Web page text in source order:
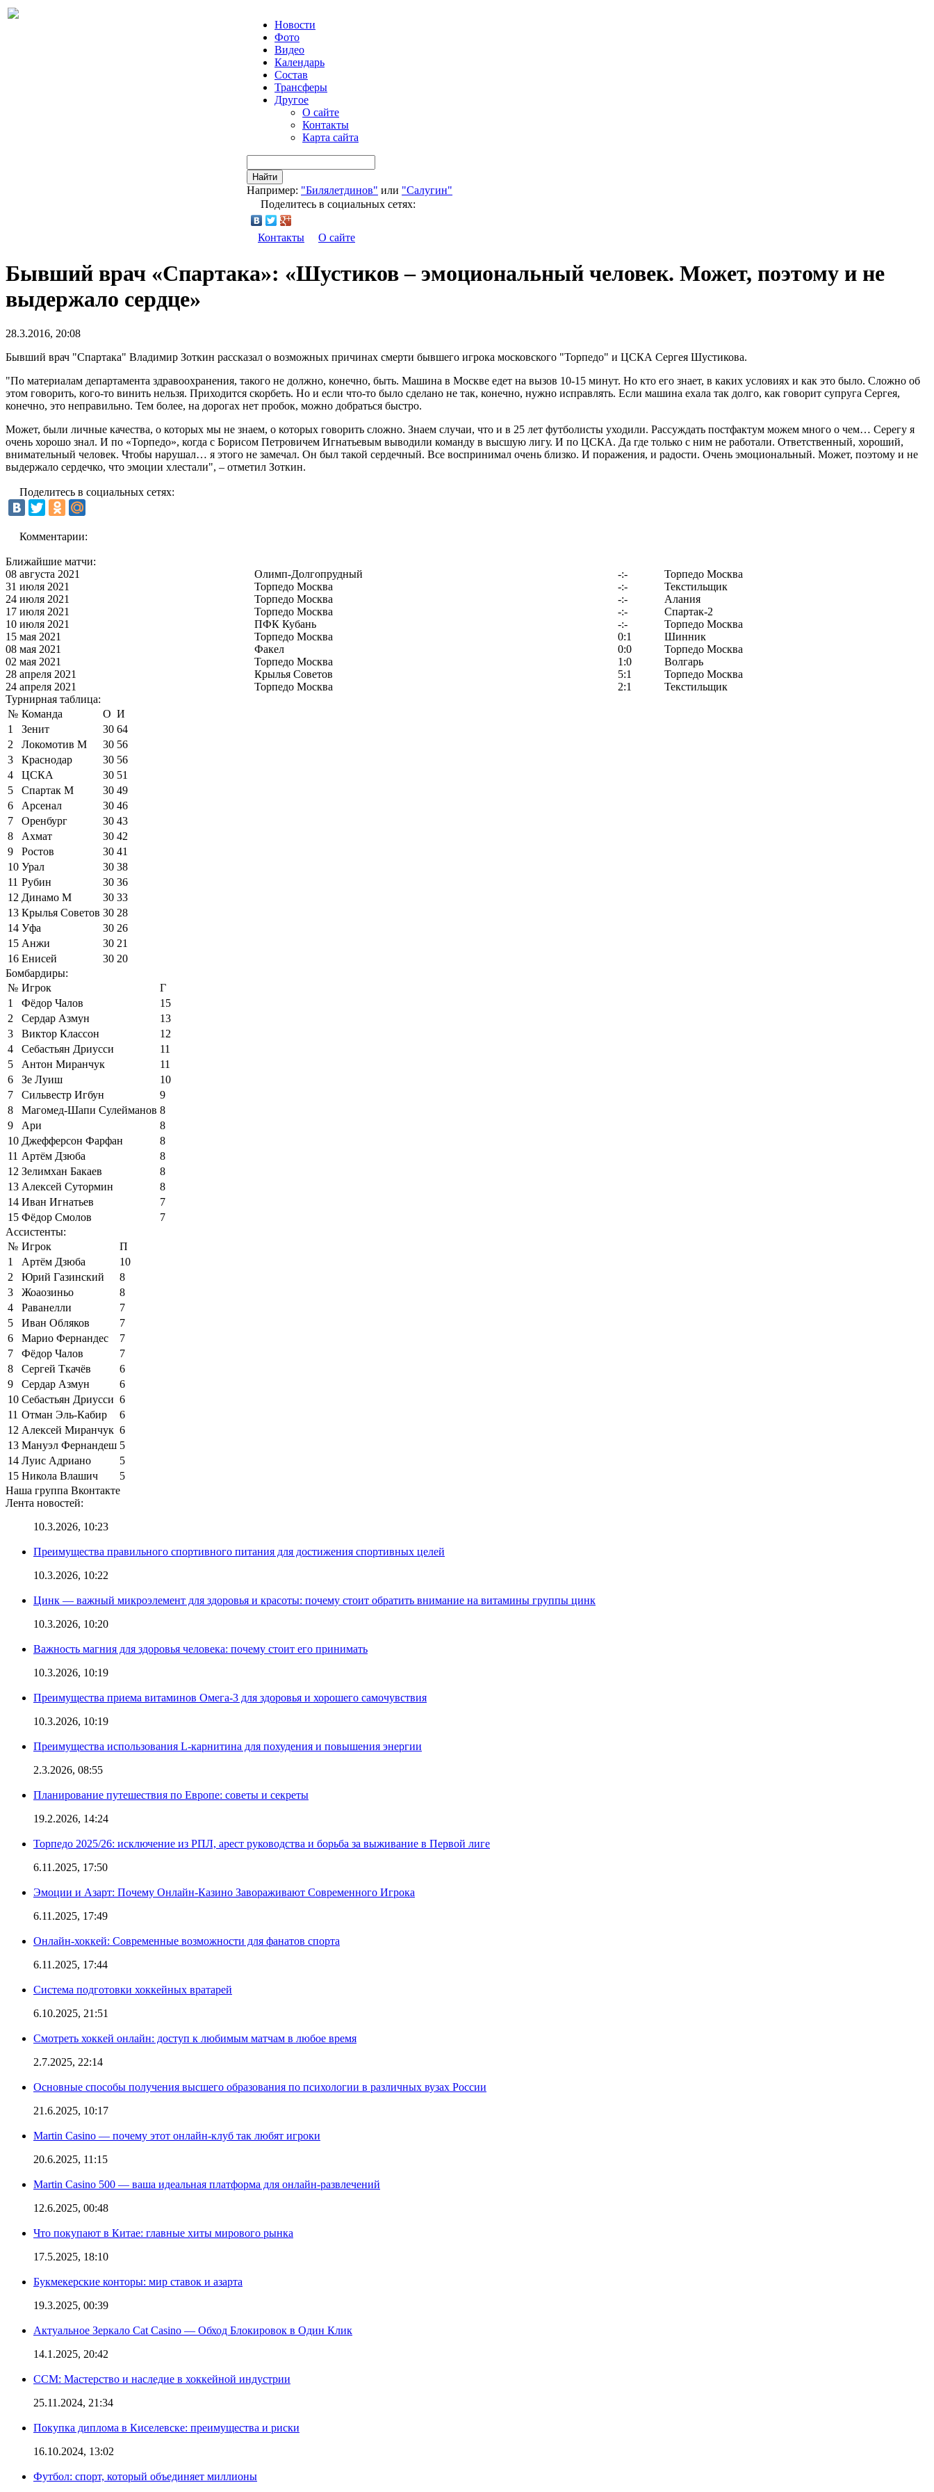
Новости
Фото
Видео
Календарь
Состав
Трансферы
Другое
О сайте
Контакты
Карта сайта
Найти
Например: "Билялетдинов" или "Салугин"
Поделитесь в социальных сетях:
Контакты О сайте
Бывший врач «Спартака»: «Шустиков – эмоциональный человек. Может, поэтому и не
выдержало сердце»
28.3.2016, 20:08
Бывший врач "Спартака" Владимир Зоткин рассказал о возможных причинах смерти бывшего игрока московского "Торпедо" и ЦСКА Сергея Шустикова.
"По материалам департамента здравоохранения, такого не должно, конечно, быть. Машина в Москве едет на вызов 10-15 минут. Но кто его знает, в каких условиях и как это было. Сложно об
этом говорить, кого-то винить нельзя. Приходится скорбеть. Но и если что-то было сделано не так, конечно, нужно исправлять. Если машина ехала так долго, как говорит супруга Сергея,
конечно, это неправильно. Тем более, на дорогах нет пробок, можно добраться быстро.
Может, были личные качества, о которых мы не знаем, о которых говорить сложно. Знаем случаи, что и в 25 лет футболисты уходили. Рассуждать постфактум можем много о чем… Серегу я
очень хорошо знал. И по «Торпедо», когда с Борисом Петровичем Игнатьевым выводили команду в высшую лигу. И по ЦСКА. Да где только с ним не работали. Ответственный, хороший,
внимательный человек. Чтобы нарушал… я этого не замечал. Он был такой сердечный. Все воспринимал очень близко. И поражения, и радости. Очень эмоциональный. Может, поэтому и не
выдержало сердечко, что эмоции хлестали", – отметил Зоткин.
Поделитесь в социальных сетях:
Комментарии:
Ближайшие матчи:
08 августа 2021
Олимп-Долгопрудный -:-
Торпедо Москва
31 июля 2021
Торпедо Москва -:-
Текстильщик
24 июля 2021
Торпедо Москва -:-
Алания
17 июля 2021
Торпедо Москва -:-
Спартак-2
10 июля 2021
ПФК Кубань -:-
Торпедо Москва
15 мая 2021
Торпедо Москва 0:1
Шинник
08 мая 2021
Факел 0:0
Торпедо Москва
02 мая 2021
Торпедо Москва 1:0
Волгарь
28 апреля 2021
Крылья Советов 5:1
Торпедо Москва
24 апреля 2021
Торпедо Москва 2:1
Текстильщик
Турнирная таблица:
№ Команда О И
1
Зенит 30 64
2
Локомотив М 30 56
3
Краснодар 30 56
4
ЦСКА 30 51
5
Спартак М 30 49
6
Арсенал 30 46
7
Оренбург 30 43
8
Ахмат 30 42
9
Ростов 30 41
10 Урал 30 38
11 Рубин 30 36
12 Динамо М 30 33
13 Крылья Советов 30 28
14 Уфа 30 26
15 Анжи 30 21
16 Енисей 30 20
Бомбардиры:
№ Игрок
Г
1
Фёдор Чалов
15
2
Сердар Азмун
13
3
Виктор Классон
12
4
Себастьян Дриусси
11
5
Антон Миранчук
11
6
Зе Луиш
10
7
Сильвестр Игбун
9
8
Магомед-Шапи Сулейманов 8
9
Ари
8
10 Джефферсон Фарфан
8
11 Артём Дзюба
8
12 Зелимхан Бакаев
8
13 Алексей Сутормин
8
14 Иван Игнатьев
7
15 Фёдор Смолов
7
Ассистенты:
№ Игрок
П
1
Артём Дзюба
10
2
Юрий Газинский
8
3
Жоаозиньо
8
4
Раванелли
7
5
Иван Обляков
7
6
Марио Фернандес
7
7
Фёдор Чалов
7
8
Сергей Ткачёв
6
9
Сердар Азмун
6
10 Себастьян Дриусси 6
11 Отман Эль-Кабир
6
12 Алексей Миранчук 6
13 Мануэл Фернандеш 5
14 Луис Адриано
5
15 Никола Влашич
5
Наша группа Вконтакте
Лента новостей:
10.3.2026, 10:23
Преимущества правильного спортивного питания для достижения спортивных целей
10.3.2026, 10:22
Цинк — важный микроэлемент для здоровья и красоты: почему стоит обратить внимание на витамины группы цинк
10.3.2026, 10:20
Важность магния для здоровья человека: почему стоит его принимать
10.3.2026, 10:19
Преимущества приема витаминов Омега-3 для здоровья и хорошего самочувствия
10.3.2026, 10:19
Преимущества использования L-карнитина для похудения и повышения энергии
2.3.2026, 08:55
Планирование путешествия по Европе: советы и секреты
19.2.2026, 14:24
Торпедо 2025/26: исключение из РПЛ, арест руководства и борьба за выживание в Первой лиге
6.11.2025, 17:50
Эмоции и Азарт: Почему Онлайн-Казино Завораживают Современного Игрока
6.11.2025, 17:49
Онлайн-хоккей: Современные возможности для фанатов спорта
6.11.2025, 17:44
Система подготовки хоккейных вратарей
6.10.2025, 21:51
Смотреть хоккей онлайн: доступ к любимым матчам в любое время
2.7.2025, 22:14
Основные способы получения высшего образования по психологии в различных вузах России
21.6.2025, 10:17
Martin Casino — почему этот онлайн-клуб так любят игроки
20.6.2025, 11:15
Martin Casino 500 — ваша идеальная платформа для онлайн-развлечений
12.6.2025, 00:48
Что покупают в Китае: главные хиты мирового рынка
17.5.2025, 18:10
Букмекерские конторы: мир ставок и азарта
19.3.2025, 00:39
Актуальное Зеркало Cat Casino — Обход Блокировок в Один Клик
14.1.2025, 20:42
CCM: Мастерство и наследие в хоккейной индустрии
25.11.2024, 21:34
Покупка диплома в Киселевске: преимущества и риски
16.10.2024, 13:02
Футбол: спорт, который объединяет миллионы